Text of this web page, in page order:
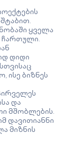
ყველა
ჩართული.
დიდი
ბიზნეს
და
მშობლების.
დავითიანნი
მიზნის